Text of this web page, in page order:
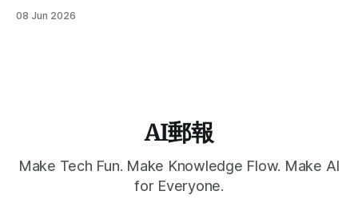
08 Jun 2026
AI郵報
Make Tech Fun. Make Knowledge Flow. Make AI
for Everyone.